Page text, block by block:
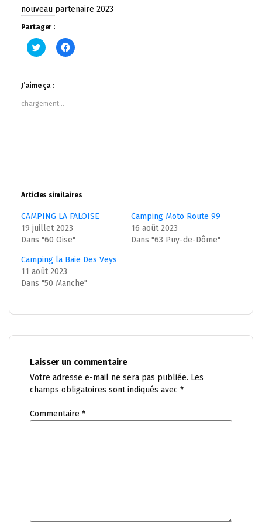
nouveau partenaire 2023
Partager :
Cliquez
pour
Twitter(ouvre
dans
une
nouvelle
fenêtre)
Cliquez
pour
J’aime ça :
chargement…
Articles similaires
CAMPING LA FALOISE
19 juillet 2023
Dans "60 Oise"
Camping Moto Route 99
16 août 2023
Dans "63 Puy-de-Dôme"
Camping la Baie Des Veys
11 août 2023
Dans "50 Manche"
Laisser un commentaire
Votre adresse e-mail ne sera pas publiée. Les
champs obligatoires sont indiqués avec *
Commentaire *